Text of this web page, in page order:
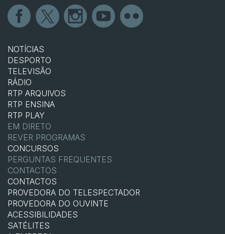
NOTÍCIAS
DESPORTO
TELEVISÃO
RÁDIO
RTP ARQUIVOS
RTP ENSINA
RTP PLAY
EM DIRETO
REVER PROGRAMAS
CONCURSOS
PERGUNTAS FREQUENTES
CONTACTOS
CONTACTOS
PROVEDORA DO TELESPECTADOR
PROVEDORA DO OUVINTE
ACESSIBILIDADES
SATÉLITES